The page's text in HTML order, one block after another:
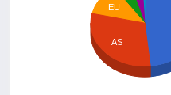
EU
AS